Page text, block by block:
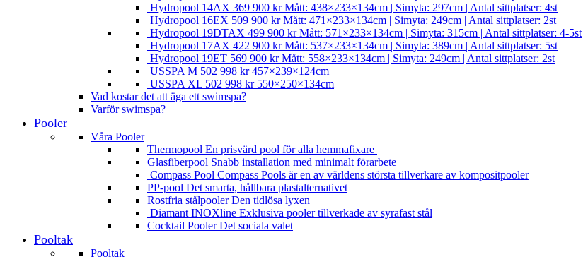
Hydropool 14AX 369 900 kr Mått: 438×233×134cm | Simyta: 297cm | Antal sittplatser: 4st
Hydropool 16EX 509 900 kr Mått: 471×233×134cm | Simyta: 249cm | Antal sittplatser: 2st
Hydropool 19DTAX 499 900 kr Mått: 571×233×134cm | Simyta: 315cm | Antal sittplatser: 4-5st
Hydropool 17AX 422 900 kr Mått: 537×233×134cm | Simyta: 389cm | Antal sittplatser: 5st
Hydropool 19ET 569 900 kr Mått: 558×233×134cm | Simyta: 249cm | Antal sittplatser: 2st
USSPA M 502 998 kr 457×239×124cm
USSPA XL 502 998 kr 550×250×134cm
Vad kostar det att äga ett swimspa?
Varför swimspa?
Pooler
Våra Pooler
Thermopool En prisvärd pool för alla hemmafixare
Glasfiberpool Snabb installation med minimalt förarbete
Compass Pool Compass Pools är en av världens största tillverkare av kompositpooler
PP-pool Det smarta, hållbara plastalternativet
Rostfria stålpooler Den tidlösa lyxen
Diamant INOXline Exklusiva pooler tillverkade av syrafast stål
Cocktail Pooler Det sociala valet
Pooltak
Pooltak